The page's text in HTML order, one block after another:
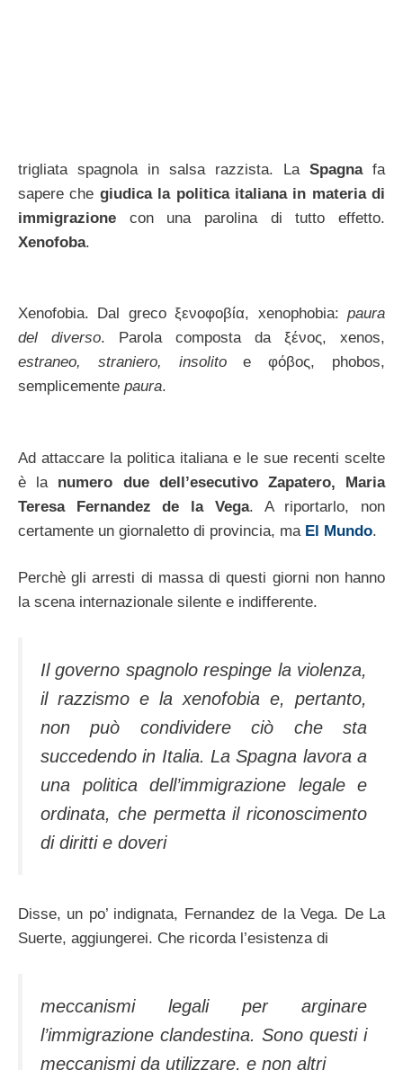
trigliata spagnola in salsa razzista. La Spagnafa
sapere che giudica la politica italiana in materia di
immigrazione con una parolina di tutto effetto.
Xenofoba.
Xenofobia. Dal greco ξενοφοβία, xenophobia: paura
del diverso. Parola composta da ξένος, xenos,
estraneo, straniero, insolitoe φόβος, phobos,
semplicemente paura.
Ad attaccare la politica italiana e le sue recenti scelte
è la numero due dell’esecutivo Zapatero, Maria
Teresa Fernandez de la Vega. A riportarlo, non
certamente un giornaletto di provincia, ma El Mundo.
Perchè gli arresti di massa di questi giorni non hanno
la scena internazionale silente e indifferente.
Il governo spagnolo respinge la violenza,
il razzismo e la xenofobia e, pertanto,
non può condividere ciò che sta
succedendo in Italia. La Spagna lavora a
una politica dell’immigrazione legale e
ordinata, che permetta il riconoscimento
di diritti e doveri
Disse, un po’ indignata, Fernandez de la Vega. De La
Suerte, aggiungerei. Che ricorda l’esistenza di
meccanismi legali per arginare
l’immigrazione clandestina. Sono questi i
meccanismi da utilizzare, e non altri